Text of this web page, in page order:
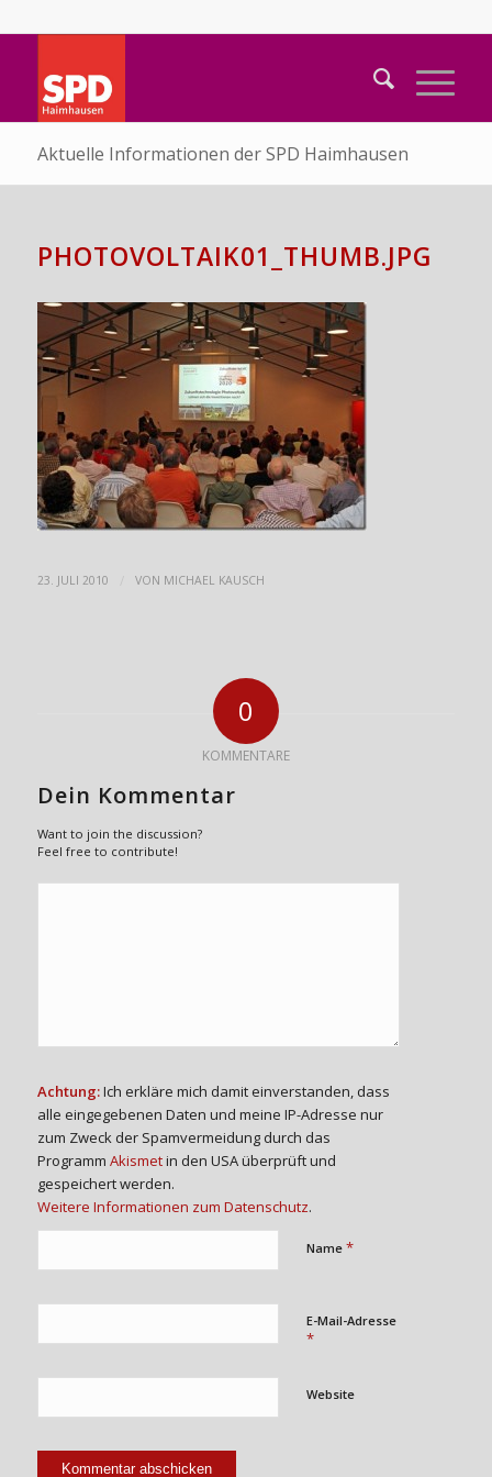
Aktuelle Informationen der SPD Haimhausen
PHOTOVOLTAIK01_THUMB.JPG
23. JULI 2010 VON MICHAEL KAUSCH
0
KOMMENTARE
Dein Kommentar
Want to join the discussion?
Feel free to contribute!
Achtung:Ich erkläre mich damit einverstanden, dass
alle eingegebenen Daten und meine IP-Adresse nur
zum Zweck der Spamvermeidung durch das
Programm Akismetin den USA überprüft und
gespeichert werden.
Weitere Informationen zum Datenschutz.
Name *
E-Mail-Adresse
*
Website